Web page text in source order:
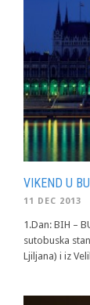
VIKEND U
11 DEC 2013
1.Dan: BIH –
sutobuska
Ljiljana) i iz